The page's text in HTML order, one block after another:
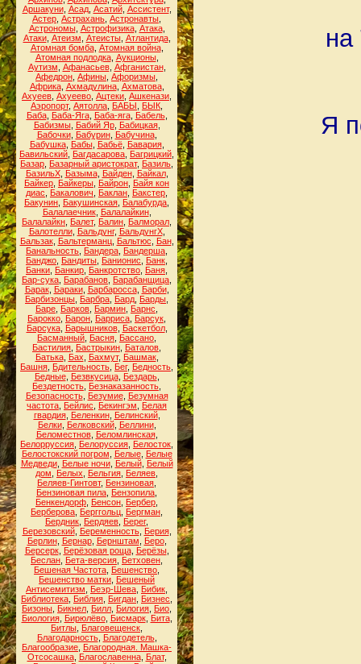
Аршакуни, Асад, Асатий, Ассистент,
Астер Астрахань Астронавты
Астрономы, Астрофизика, Атака,
Атаки, Атеизм Атеисты, Атлантида,
Атомная бомба, Атомная война,
Атомная подлодка, Аукционы,
Аутизм Афанасьев, Афганистан,
Афедрон Афины Афоризмы
Африка, Ахмадулина, Ахматова,
Ахуеев Ахуеево Ацтеки Ашкенази
Аэропорт, Аятолла БАБЫ БЫК
Баба, Баба-Яга, Баба-яга, Бабель,
Бабизмы, Бабий Яр, Бабицкая,
Бабочки, Бабурин, Бабучина,
Бабушка, Бабы, Бабьё, Бавария,
Бавильский Багдасарова Багрицкий
Базар Базарный аристократ, Базиль
БазильХ, Базыма, Байден, Байкал,
Байкер Байкеры Байрон Байя кон
диас
Бакалович Баклан Бакстер
Бакунин Бакушинская Балабурда
Балалаечник, Балалайкин,
Балалайкн Балет, Балин Балморал
Балотелли, Бальдунг, БальдунгХ,
Бальзак, Бальтерманц, Бальтюс Бан,
Банальность Бандера Бандерша
Банджо Бандиты Банионис Банк
Банки Банкир Банкротство Баня
Бар-сука Барабанов Барабанщица
Барак, Бараки, Барбаросса, Барби,
Барбизонцы Барбра Бард Барды
Баре Барков Бармин Барнс
Барокко Барон Барриса Барсук
Барсука, Барышников, Баскетбол,
Басманный Басня Бассано
Бастилия Бастрыкин Баталов
Батька, Бах Бахмут, Башмак,
Башня Бдительность Бег, Бедность
Бедные, Безвкусица, Бездарь,
Бездетность Безнаказанность
Безопасность, Безумие, Безумная
частота Бейлис Бекингэм
Белая
гвардия, Беленкин, Белинский,
Белки, Белковский, Беллини,
Беломестнов, Беломлинская,
Белорруссия Белоруссия Белосток
Белостокский погром
Белые, Белые
Медведи, Белые ночи, Белый, Белый
дом
Белых Бельгия Беляев
Беляев-Гинтовт, Бензиновая
Бензиновая пила Бензопила
Бенкендорф Бенсон Бербер
Берберова Берггольц Бергман
Бердник Бердяев Берег,
Березовский, Беременность, Берия,
Берлин, Бернар, Бернштам Беро,
Берсерк, Берёзовая роща, Берёзы,
Беслан Бета-версия Бетховен
Бешеная Частота Бешенство
Бешенство матки Бешеный
Антисемитизм
Беэр-Шева Бибик
Библиотека Библия Бигдан Бизнес
Бизоны Бикнел Билл Билогия Био
Биология, Бирюлёво, Бисмарк, Бита,
Битлы Благовещенск
Благодарность, Благодетель,
Благообразие Благородная. Машка-
Отсосашка, Благославенна, Блат,
на
Я